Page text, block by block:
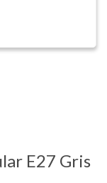
E27 Gris